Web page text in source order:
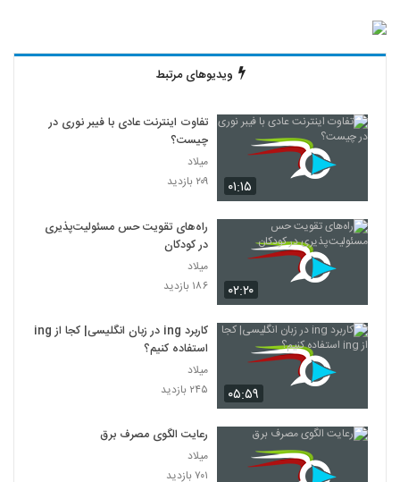
ویدیوهای مرتبط
۰۱:۱۵
تفاوت اینترنت عادی با فیبر نوری در
چیست؟
میلاد
۲۰۹ بازدید
۰۲:۲۰
راه‌های تقویت حس مسئولیت‌پذیری
در کودکان
میلاد
۱۸۶ بازدید
۰۵:۵۹
کاربرد ing در زبان انگلیسی| کجا از ing
استفاده کنیم؟
میلاد
۲۴۵ بازدید
رعایت الگوی مصرف برق
میلاد
۷۰۱ بازدید